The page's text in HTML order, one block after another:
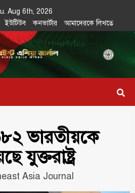
Aug 6th, 2026
ইউটিউব কনভার্টার আমাদেরকে লিখতে
ভারতীয়কে
যুক্তরাষ্ট্র
Asia Journal